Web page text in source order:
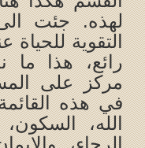
لهذه. جئت
التقوية للحياة
رائع، هذا ما
مركز على
في هذه
الله،
الرجاء،